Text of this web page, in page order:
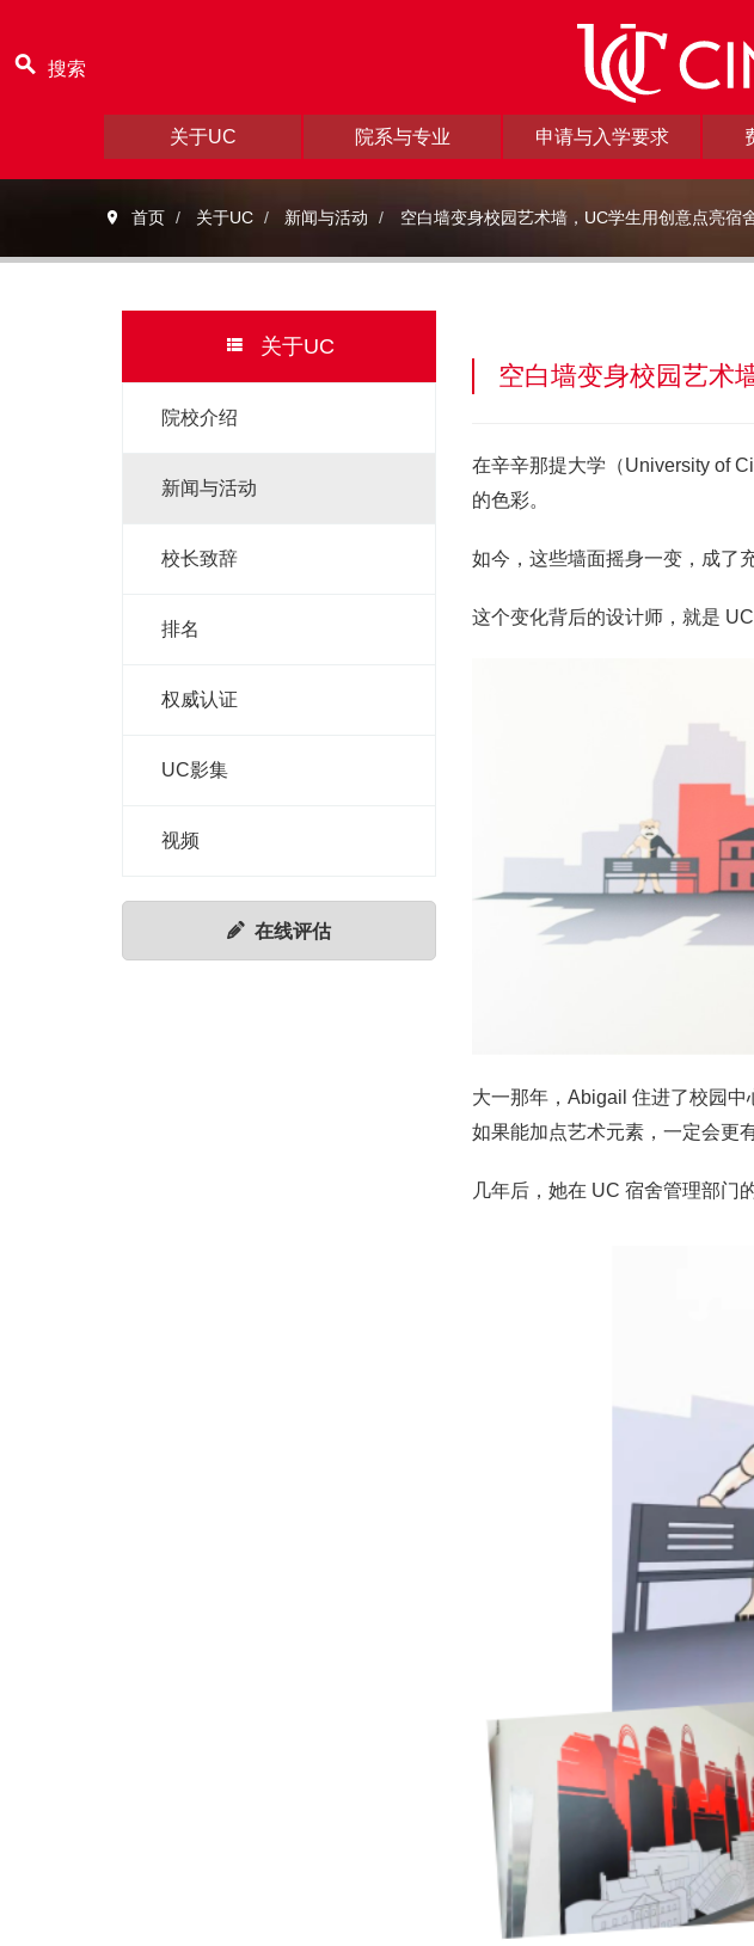
搜索
关于UC 院系与专业 申请与入学要求
首页 关于UC 新闻与活动 空白墙变身校园艺术墙，UC学生用创意点亮宿
关于UC
院校介绍
新闻与活动
校长致辞
排名
权威认证
UC影集
视频
在线评估
空白墙变身校园艺术
在辛辛那提大学（University of
的色彩。
如今，这些墙面摇身一变，成了
这个变化背后的设计师，就是
大一那年，Abigail 住进了校园中
如果能加点艺术元素，一定会更
几年后，她在 UC 宿舍管理部门